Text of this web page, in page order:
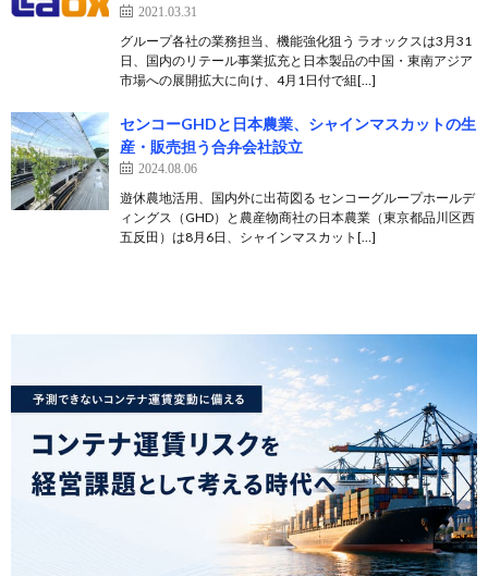
2021.03.31
グループ各社の業務担当、機能強化狙う ラオックスは3月31
日、国内のリテール事業拡充と日本製品の中国・東南アジア
市場への展開拡大に向け、4月1日付で組[…]
センコーGHDと日本農業、シャインマスカットの生
産・販売担う合弁会社設立
2024.08.06
遊休農地活用、国内外に出荷図る センコーグループホールデ
ィングス（GHD）と農産物商社の日本農業（東京都品川区西
五反田）は8月6日、シャインマスカット[…]